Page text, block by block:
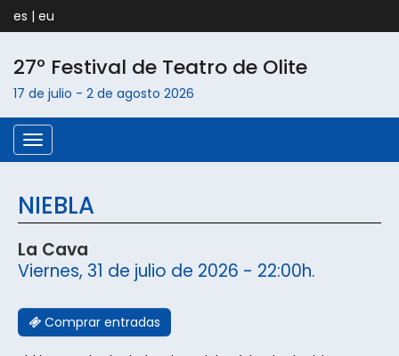
es | eu
27º Festival de Teatro de Olite
17 de julio - 2 de agosto 2026
Menú
NIEBLA
La Cava
Viernes, 31 de julio de 2026 - 22:00h.
Comprar entradas